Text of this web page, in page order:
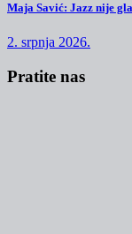
Maja Savić: Jazz nije
2. srpnja 2026.
Pratite nas